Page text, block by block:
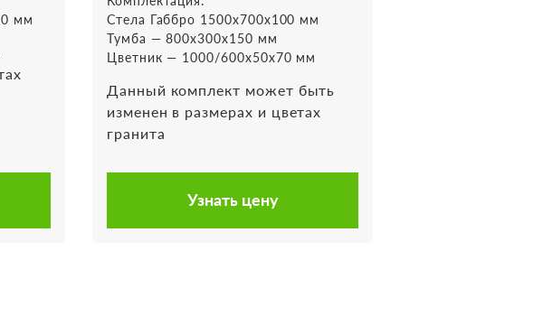
мм
Стела Габбро 1500х700х100 мм
Тумба — 800х300х150 мм
Цветник — 1000/600х50х70 мм
Данный комплект может быть
изменен в размерах и цветах
гранита
Узнать цену